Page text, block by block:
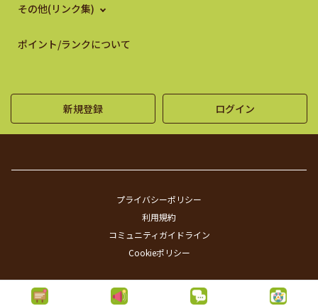
その他(リンク集)
ポイント/ランクについて
新規登録 ログイン
プライバシーポリシー
利用規約
コミュニティガイドライン
Cookieポリシー
©SUNTORY FLOWERS ALL RIGHTS RESERVED.